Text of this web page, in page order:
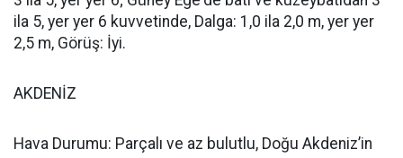
ila 5, yer yer 6 kuvvetinde, Dalga: 1,0 ila 2,0 m, yer yer
2,5 m, Görüş: İyi.
AKDENİZ
Hava Durumu: Parçalı ve az bulutlu, Doğu Akdeniz’in